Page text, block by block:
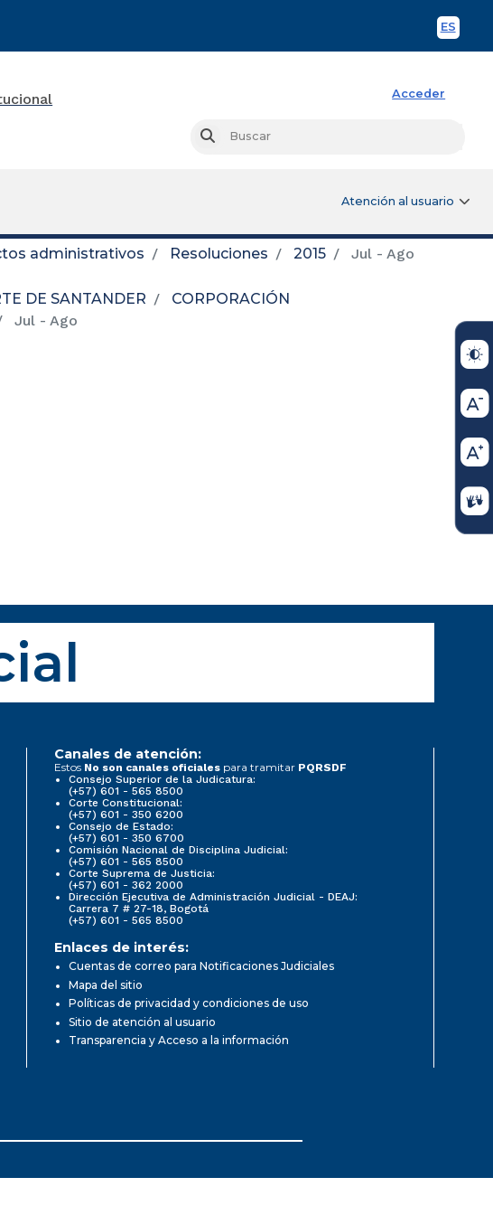
ES
Acceder
Buscar
Atención al usuario
administrativos Resoluciones 2015 Jul - Ago
DE SANTANDER
CORPORACIÓN
Jul - Ago
Canales de atención:
Estos No son canales oficiales para tramitar PQRSDF
Consejo Superior de la Judicatura:
(+57) 601 - 565 8500
Corte Constitucional:
(+57) 601 - 350 6200
Consejo de Estado:
(+57) 601 - 350 6700
Comisión Nacional de Disciplina Judicial:
(+57) 601 - 565 8500
Corte Suprema de Justicia:
(+57) 601 - 362 2000
Dirección Ejecutiva de Administración Judicial - DEAJ:
Carrera 7 # 27-18, Bogotá
(+57) 601 - 565 8500
Enlaces de interés:
Cuentas de correo para Notificaciones Judiciales
Mapa del sitio
Políticas de privacidad y condiciones de uso
Sitio de atención al usuario
Transparencia y Acceso a la información